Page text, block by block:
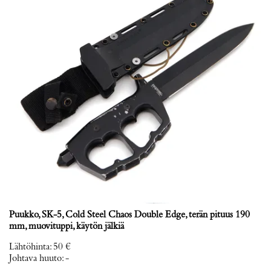
Puukko, SK-5, Cold Steel Chaos Double Edge, terän pituus 190
mm, muovituppi, käytön jälkiä
Lähtöhinta: 50 €
Johtava huuto:-